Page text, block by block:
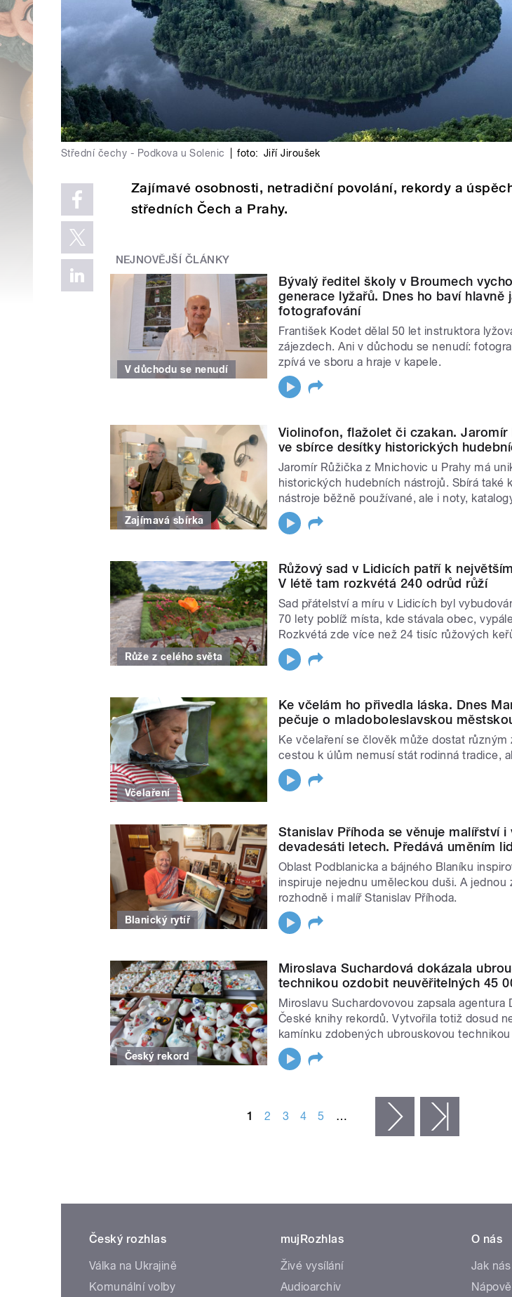
Střední čechy - Podkova u Solenic foto: Jiří Jiroušek
Zajímavé osobnosti, netradiční povolání, rekordy a
středních Čech a Prahy.
NEJNOVĚJŠÍ ČLÁNKY
V důchodu se nenudí
Bývalý ředitel školy v Broumech
generace lyžařů. Dnes ho baví hlavně
fotografování
František Kodet dělal 50 let instruktora
zájezdech. Ani v důchodu se nenudí:
zpívá ve sboru a hraje v kapele.
Zajímavá sbírka
Violinofon, flažolet či czakan. Jaromír
ve sbírce desítky historických
Jaromír Růžička z Mnichovic u Prahy má
historických hudebních nástrojů. Sbírá také
nástroje běžně používané, ale i noty,
Růže z celého světa
Růžový sad v Lidicích patří k
V létě tam rozkvétá 240 odrůd růží
Sad přátelství a míru v Lidicích byl
70 lety poblíž místa, kde stávala obec,
Rozkvétá zde více než 24 tisíc růžových
Včelaření
Ke včelám ho přivedla láska. Dnes
pečuje o mladoboleslavskou
Ke včelaření se člověk může dostat různým
cestou k úlům nemusí stát rodinná tradice,
Blanický rytíř
Stanislav Příhoda se věnuje malířství i
devadesáti letech. Předává uměním
Oblast Podblanicka a bájného Blaníku
inspiruje nejednu uměleckou duši. A jednou
rozhodně i malíř Stanislav Příhoda.
Český rekord
Miroslava Suchardová dokázala
technikou ozdobit neuvěřitelných 45
Miroslavu Suchardovovou zapsala agentura
České knihy rekordů. Vytvořila totiž dosud
kamínku zdobených ubrouskovou
1 2 3 4 5 … následující ›
Český rozhlas
Válka na Ukrajině
Komunální volby
mujRozhlas
Živé vysílání
Audioarchiv
O nás
Jak